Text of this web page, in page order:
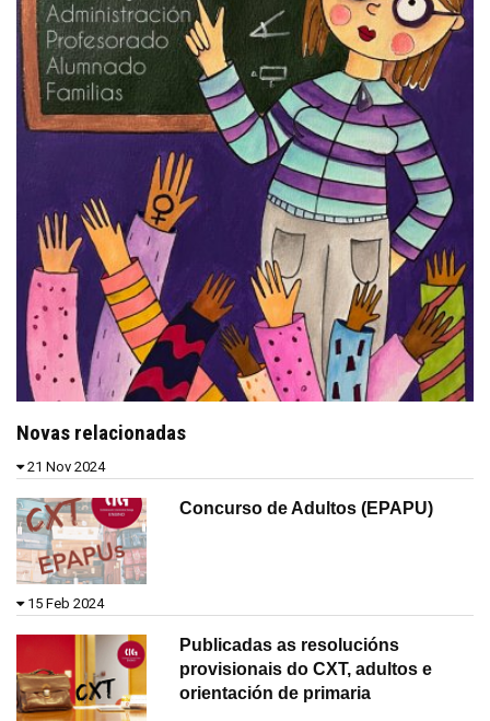
Novas relacionadas
21 Nov 2024
Concurso de Adultos (EPAPU)
15 Feb 2024
Publicadas as resolucións
provisionais do CXT, adultos e
orientación de primaria